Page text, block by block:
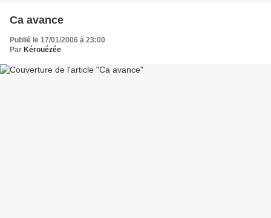
Ca avance
Publié le 17/01/2006 à 23:00
Par Kérouézée